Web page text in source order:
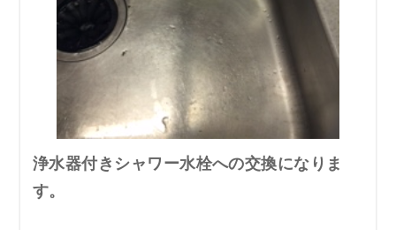
浄水器付きシャワー水栓への交換になりま
す。